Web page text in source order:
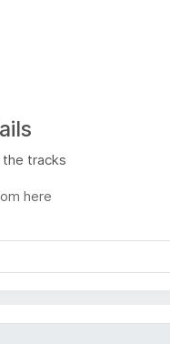
the tracks
here